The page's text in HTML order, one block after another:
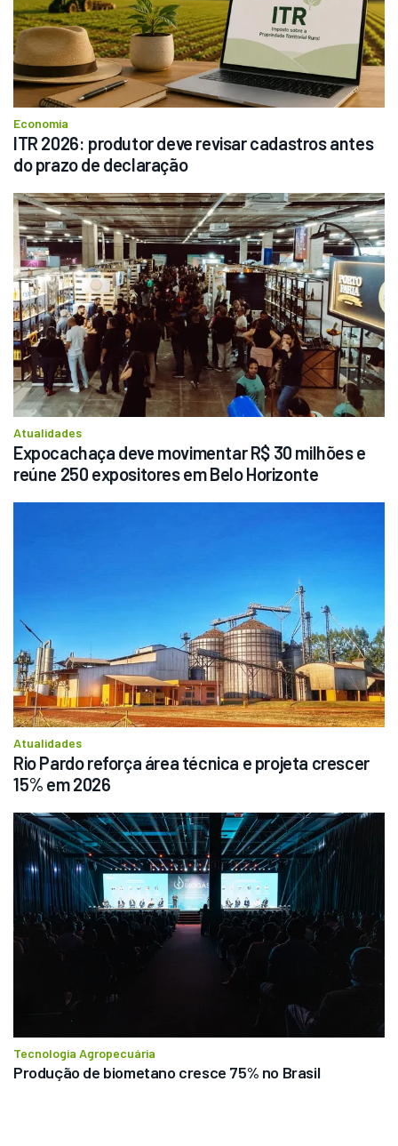
Economia
ITR 2026: produtor deve revisar cadastros antes
do prazo de declaração
Atualidades
Expocachaça deve movimentar R$ 30 milhões e
reúne 250 expositores em Belo Horizonte
Atualidades
Rio Pardo reforça área técnica e projeta crescer
15% em 2026
Tecnologia Agropecuária
Produção de biometano cresce 75% no Brasil